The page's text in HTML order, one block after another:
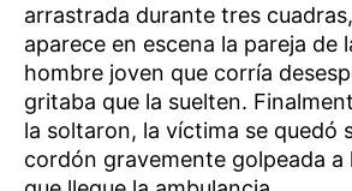
arrastrada durante tres
aparece en escena la pareja de
hombre joven que corría
gritaba que la suelten.
la soltaron, la víctima se quedó
cordón gravemente golpeada a